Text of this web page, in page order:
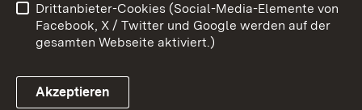
Link zum Landesportal
Impressum
Cookies
Drittanbieter-Cookies (Social-Media-Elemente von
Facebook, X / Twitter und Google werden auf der
gesamten Webseite aktiviert.)
Akzeptieren